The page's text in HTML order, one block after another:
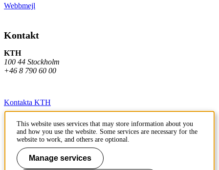
Webbmejl
Kontakt
KTH
100 44 Stockholm
+46 8 790 60 00
Kontakta KTH
Jobba på KTH
Press och media
Faktura och betalning KTH
This website uses services that may store information about you
and how you use the website. Some services are necessary for the
website to work, and others are optional.
Manage services